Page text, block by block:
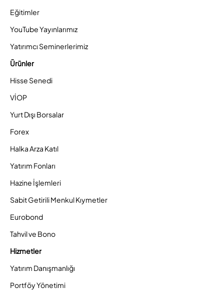
Eğitimler
YouTube Yayınlarımız
Yatırımcı Seminerlerimiz
Ürünler
Hisse Senedi
VİOP
Yurt Dışı Borsalar
Forex
Halka Arza Katıl
Yatırım Fonları
Hazine İşlemleri
Sabit Getirili Menkul Kıymetler
Eurobond
Tahvil ve Bono
Hizmetler
Yatırım Danışmanlığı
Portföy Yönetimi